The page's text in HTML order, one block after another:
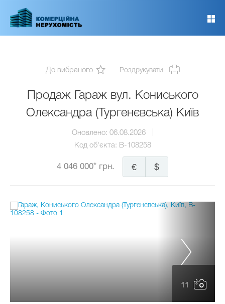
основного
До вибраного Роздрукувати
Продаж Гараж вул. Кониського
Олександра (Тургенєвська) Київ
Оновлено: 06.08.2026
Код об'єкта: B-108258
4 046 000* грн. $
€
11